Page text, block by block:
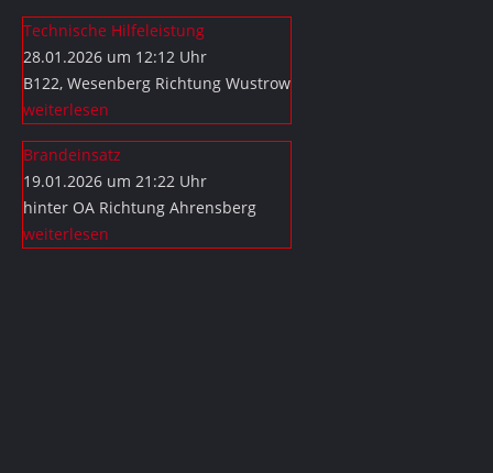
Technische Hilfeleistung
28.01.2026 um 12:12 Uhr
B122, Wesenberg Richtung Wustrow
weiterlesen
Brandeinsatz
19.01.2026 um 21:22 Uhr
hinter OA Richtung Ahrensberg
weiterlesen